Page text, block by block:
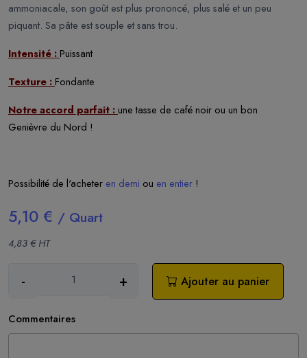
ammoniacale, son goût est plus prononcé, plus salé et un peu
piquant. Sa pâte est souple et sans trou.
Intensité : Puissant
Texture : Fondante
Notre accord parfait : une tasse de café noir ou un bon
Genièvre du Nord !
Possibilité de l'acheter en demi ou en entier !
5,10 € / Quart
4,83 € HT
- + Ajouter au panier
Commentaires